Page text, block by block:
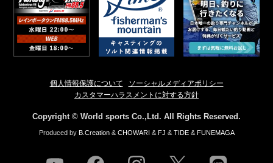
個人情報保護について
ソーシャルメディアポリシー
カスタマーハラスメントに対する方針
Copyright © World sports Co.,Ltd. All Rights Reserved.
Produced by B.Creation& CHOWARI & FJ & TIDE& FUNEMAGA
youtube facebook instagram line